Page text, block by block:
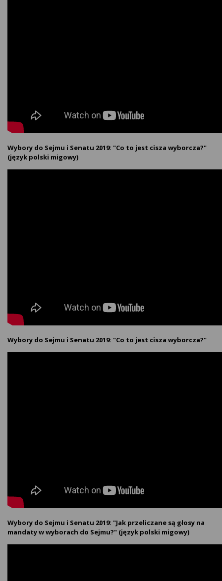
Wybory do Sejmu i Senatu 2019: "Co to jest cisza wyborcza?"
(język polski migowy)
Wybory do Sejmu i Senatu 2019: "Co to jest cisza wyborcza?"
Wybory do Sejmu i Senatu 2019: "Jak przeliczane są głosy na
mandaty w wyborach do Sejmu?" (język polski migowy)